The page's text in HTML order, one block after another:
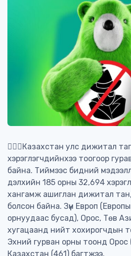
🕵🏻‍♂️Казахстан улс дижитал
хэрэглэгчдийнхээ тоогоор
байна. Тиймээс бидний
дэлхийн 185 орны 32,694
хангамж ашиглан дижитал
болсон байна. Зүүн Европ
орнуудаас бусад), Орос, Төв
хугацаанд нийт хохирогчдын
Эхний гурван орны тоонд Орос
Казахстан (461) багтжээ.